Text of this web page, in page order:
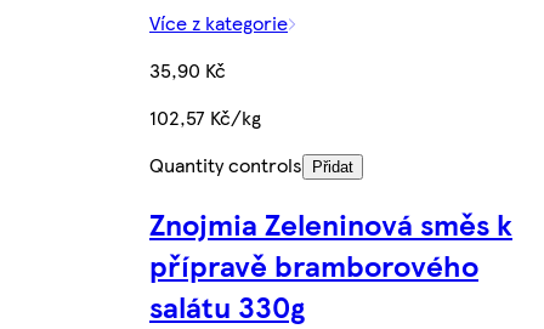
Více z kategorie
35,90 Kč
102,57 Kč/kg
Quantity controls
Přidat
Znojmia Zeleninová směs k
přípravě bramborového
salátu 330g